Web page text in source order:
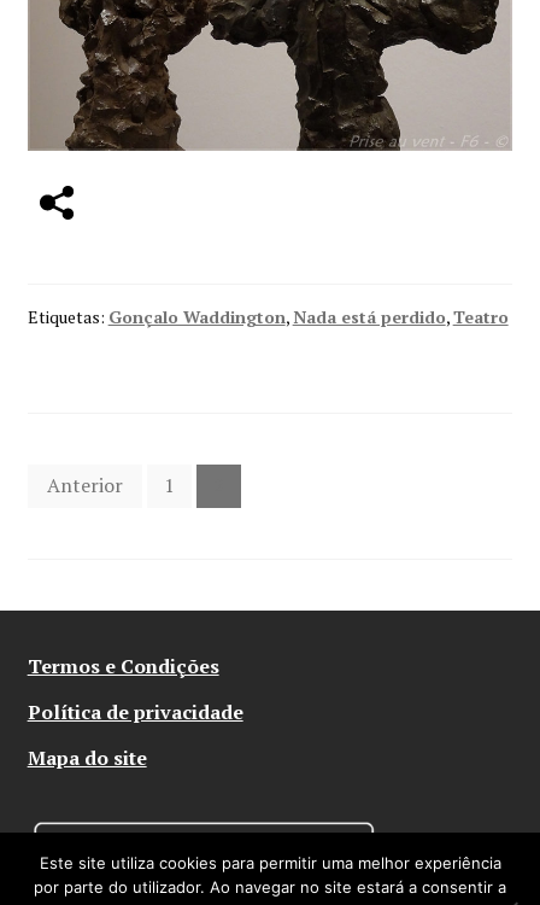
Etiquetas: Gonçalo Waddington,Nada está perdido,Teatro
Navegação
Anterior 1
Termos e Condições
Política de privacidade
Mapa do site
Este site utiliza cookies para permitir uma melhor experiência
por parte do utilizador. Ao navegar no site estará a consentir a